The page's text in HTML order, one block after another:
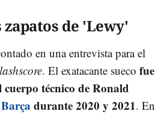
de 'Lewy'
en una entrevista para el
. El exatacante sueco fue
cuerpo técnico de Ronald
Barça durante 2020 y 2021. En